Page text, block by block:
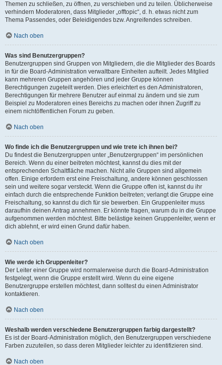
Themen zu schließen, zu öffnen, zu verschieben und zu teilen. Üblicherweise
verhindern Moderatoren, dass Mitglieder „offtopic“, d. h. etwas nicht zum
Thema Passendes, oder Beleidigendes bzw. Angreifendes schreiben.
Nach oben
Was sind Benutzergruppen?
Benutzergruppen sind Gruppen von Mitgliedern, die die Mitglieder des Boards
in für die Board-Administration verwaltbare Einheiten aufteilt. Jedes Mitglied
kann mehreren Gruppen angehören und jeder Gruppe können
Berechtigungen zugeteilt werden. Dies erleichtert es den Administratoren,
Berechtigungen für mehrere Benutzer auf einmal zu ändern und sie zum
Beispiel zu Moderatoren eines Bereichs zu machen oder ihnen Zugriff zu
einem nichtöffentlichen Forum zu geben.
Nach oben
Wo finde ich die Benutzergruppen und wie trete ich ihnen bei?
Du findest die Benutzergruppen unter „Benutzergruppen“ im persönlichen
Bereich. Wenn du einer beitreten möchtest, kannst du dies mit der
entsprechenden Schaltfläche machen. Nicht alle Gruppen sind allgemein
offen. Einige erfordern erst eine Freischaltung, andere können geschlossen
sein und weitere sogar versteckt. Wenn die Gruppe offen ist, kannst du ihr
einfach durch die entsprechende Funktion beitreten; verlangt die Gruppe eine
Freischaltung, so kannst du dich für sie bewerben. Ein Gruppenleiter muss
daraufhin deinen Antrag annehmen. Er könnte fragen, warum du in die Gruppe
aufgenommen werden möchtest. Bitte belästige keinen Gruppenleiter, wenn er
dich ablehnt, er wird einen Grund dafür haben.
Nach oben
Wie werde ich Gruppenleiter?
Der Leiter einer Gruppe wird normalerweise durch die Board-Administration
festgelegt, wenn die Gruppe erstellt wird. Wenn du eine eigene
Benutzergruppe erstellen möchtest, dann solltest du einen Administrator
kontaktieren.
Nach oben
Weshalb werden verschiedene Benutzergruppen farbig dargestellt?
Es ist der Board-Administration möglich, den Benutzergruppen verschiedene
Farben zuzuteilen, so dass deren Mitglieder leichter zu identifizieren sind.
Nach oben